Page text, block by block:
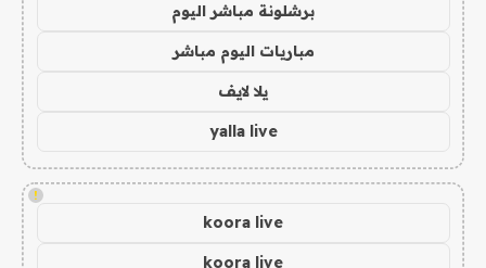
برشلونة مباشر اليوم
مباريات اليوم مباشر
يلا لايف
yalla live
!
koora live
koora live